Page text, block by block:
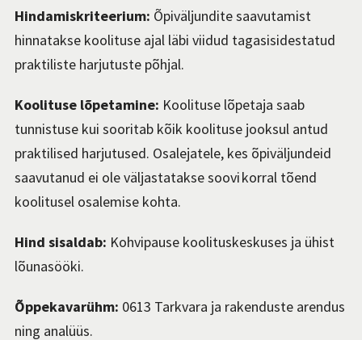
Hindamiskriteerium: Õpiväljundite saavutamist
hinnatakse koolituse ajal läbi viidud tagasisidestatud
praktiliste harjutuste põhjal.
Koolituse lõpetamine: Koolituse lõpetaja saab
tunnistuse kui sooritab kõik koolituse jooksul antud
praktilised harjutused. Osalejatele, kes õpiväljundeid
saavutanud ei ole väljastatakse soovi korral tõend
koolitusel osalemise kohta.
Hind sisaldab: Kohvipause koolituskeskuses ja ühist
lõunasööki.
Õppekavarühm: 0613 Tarkvara ja rakenduste arendus
ning analüüs.